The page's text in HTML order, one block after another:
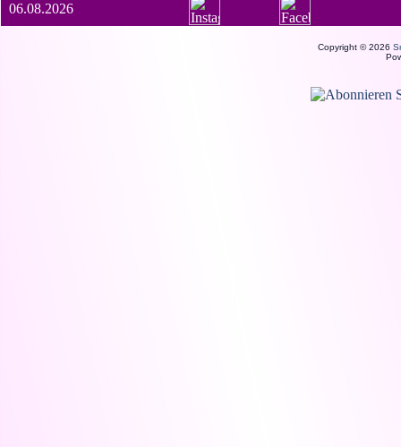
06.08.2026
Copyright © 2026